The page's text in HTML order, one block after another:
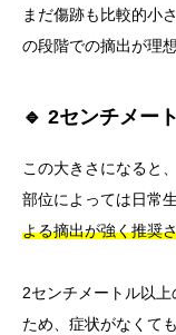
まだ傷跡も比較的小
の段階での摘出が理
🔹 2センチメー
この大きさになると
部位によっては日常
よる摘出が強く推奨
2センチメートル以
ため、症状がなくて